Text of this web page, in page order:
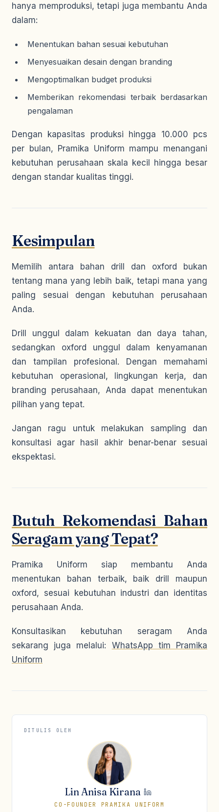
hanya memproduksi, tetapi juga membantu Anda
dalam:
Menentukan bahan sesuai kebutuhan
Menyesuaikan desain dengan branding
Mengoptimalkan budget produksi
Memberikan rekomendasi terbaik berdasarkan
pengalaman
Dengan kapasitas produksi hingga 10.000 pcs
per bulan, Pramika Uniform mampu menangani
kebutuhan perusahaan skala kecil hingga besar
dengan standar kualitas tinggi.
Kesimpulan
Memilih antara bahan drill dan oxford bukan
tentang mana yang lebih baik, tetapi mana yang
paling sesuai dengan kebutuhan perusahaan
Anda.
Drill unggul dalam kekuatan dan daya tahan,
sedangkan oxford unggul dalam kenyamanan
dan tampilan profesional. Dengan memahami
kebutuhan operasional, lingkungan kerja, dan
branding perusahaan, Anda dapat menentukan
pilihan yang tepat.
Jangan ragu untuk melakukan sampling dan
konsultasi agar hasil akhir benar-benar sesuai
ekspektasi.
Butuh Rekomendasi Bahan
Seragam yang Tepat?
Pramika Uniform siap membantu Anda
menentukan bahan terbaik, baik drill maupun
oxford, sesuai kebutuhan industri dan identitas
perusahaan Anda.
Konsultasikan kebutuhan seragam Anda
sekarang juga melalui: WhatsApp tim Pramika
Uniform
DITULIS OLEH
Lin Anisa Kirana
CO-FOUNDER PRAMIKA UNIFORM